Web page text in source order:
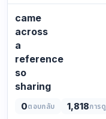
pretty
neutral,
fyi
only.
leaving
a
note:
post
pa…
came
across
a
reference
so
sharing
random
0ตอบกลับ 1,818การดู